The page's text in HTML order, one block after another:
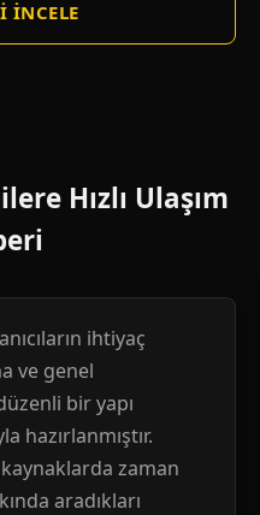
İNCELE
Hızlı Ulaşım
ihtiyaç
ve genel
bir yapı
hazırlanmıştır.
zaman
aradıkları